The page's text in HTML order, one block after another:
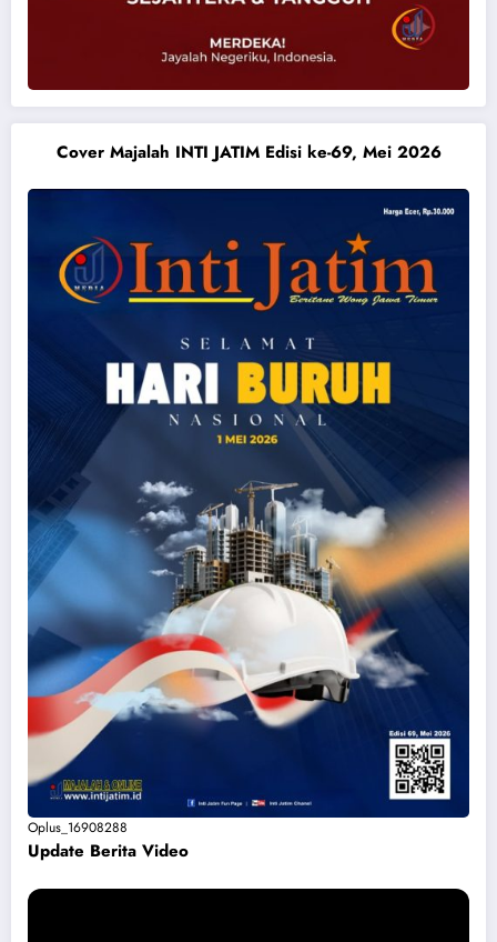
Cover Majalah INTI JATIM Edisi ke-69, Mei 2026
Oplus_16908288
Update Berita Video